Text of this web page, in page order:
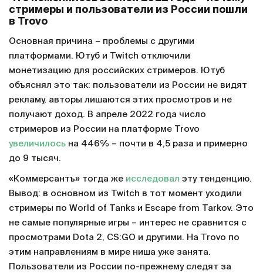
стримеры и пользователи из России пошли
в Trovo
Основная причина – проблемы с другими
платформами. Ютуб и Twitch отключили
монетизацию для российских стримеров. Ютуб
объяснял это так: пользователи из России не видят
рекламу, авторы лишаются этих просмотров и не
получают доход. В апреле 2022 года число
стримеров из России на платформе Trovo
увеличилось на 446% – почти в 4,5 раза и примерно
до 9 тысяч.
«Коммерсантъ» тогда же исследовал эту тенденцию.
Вывод: в основном из Twitch в тот момент уходили
стримеры по World of Tanks и Escape from Tarkov. Это
не самые популярные игры – интерес не сравнится с
просмотрами Dota 2, CS:GO и другими. На Trovo по
этим направлениям в мире ниша уже занята.
Пользователи из России по-прежнему следят за